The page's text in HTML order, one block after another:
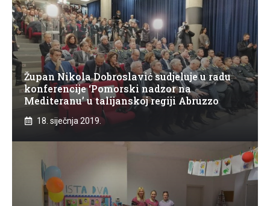
Župan Nikola Dobroslavić sudjeluje u radu
konferencije ‘Pomorski nadzor na
Mediteranu’ u talijanskoj regiji Abruzzo
18. siječnja 2019.